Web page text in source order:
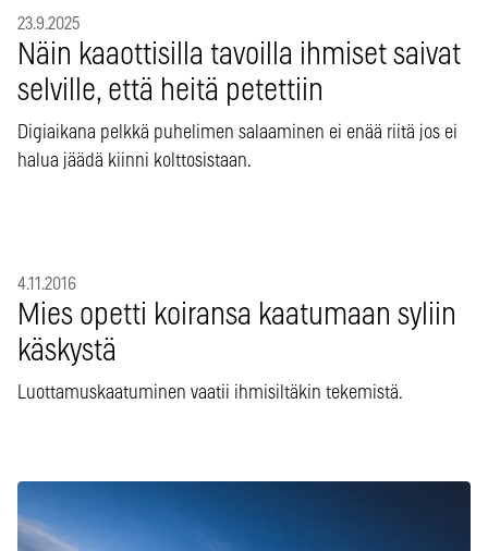
23.9.2025
Näin kaaottisilla tavoilla ihmiset saivat
selville, että heitä petettiin
Digiaikana pelkkä puhelimen salaaminen ei enää riitä jos ei
halua jäädä kiinni kolttosistaan.
4.11.2016
Mies opetti koiransa kaatumaan syliin
käskystä
Luottamuskaatuminen vaatii ihmisiltäkin tekemistä.